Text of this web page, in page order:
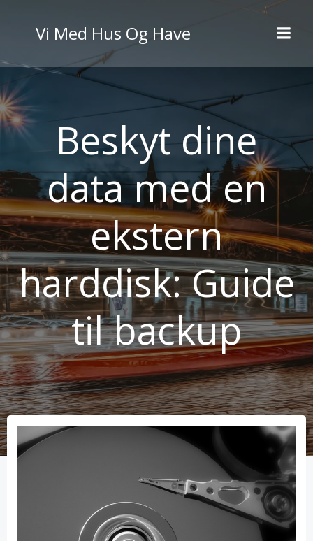
til
indhold
Vi Med Hus Og Have
Beskyt dine
data med en
ekstern
harddisk: Guide
til backup